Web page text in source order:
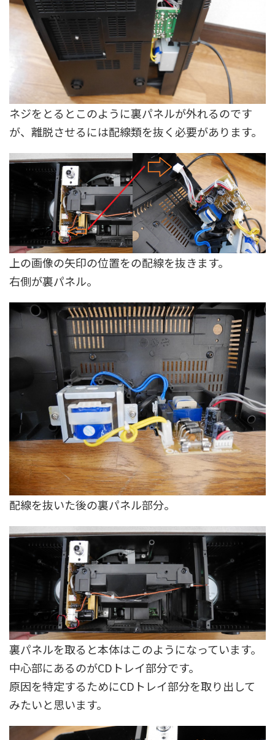
ネジをとるとこのように裏パネルが外れるのです
が、離脱させるには配線類を抜く必要があります。
上の画像の矢印の位置をの配線を抜きます。
右側が裏パネル。
配線を抜いた後の裏パネル部分。
裏パネルを取ると本体はこのようになっています。
中心部にあるのがCDトレイ部分です。
原因を特定するためにCDトレイ部分を取り出して
みたいと思います。